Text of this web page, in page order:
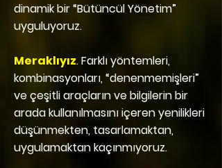
dinamik bir “Bütüncül Yönetim”
uyguluyoruz.
Meraklıyız. Farklı yöntemleri,
kombinasyonları, “denenmemişleri”
ve çeşitli araçların ve bilgilerin bir
arada kullanılmasını içeren yenilikleri
düşünmekten, tasarlamaktan,
uygulamaktan kaçınmıyoruz.